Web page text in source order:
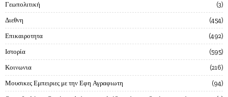
Γεωπολιτική 3
Διεθνη 454
Επικαιροτητα 492
Ιστορία 595
Κοινωνια 216
Μουσικες Εμπειριες με την Εφη Αγραφιωτη 94